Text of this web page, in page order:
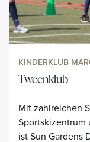
KINDERKLUB
Tweenklub
Mit zahlreichen
Sportskizentrum
ist Sun Gardens